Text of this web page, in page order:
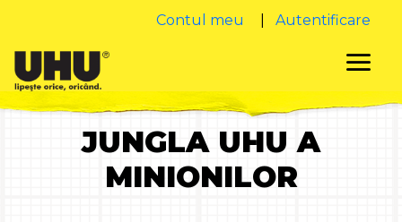
Contul meu Autentificare
JUNGLA UHU A
MINIONILOR